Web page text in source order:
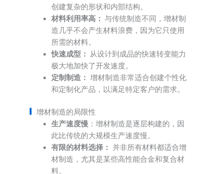
创建复杂的形状和内部结构。
材料利用率高： 与传统制造不同，增材制
造几乎不会产生材料浪费，因为它只使用
所需的材料。
快速成型： 从设计到成品的快速转变能力
极大地加快了开发速度。
定制制造： 增材制造非常适合创建个性化
和定制化产品，以满足特定客户的需求。
增材制造的局限性
生产速度慢 ：增材制造是逐层构建的，因
此比传统的大规模生产速度慢。
有限的材料选择：
并非所有材料都适合增
材制造，尤其是某些高性能合金和复合材
料。